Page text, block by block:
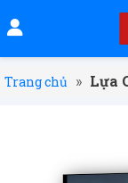
Trang chủ » Lựa